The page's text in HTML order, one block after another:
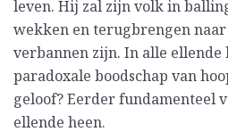
leven. Hij zal zijn volk in
wekken en terugbrengen
verbannen zijn. In alle ellende
paradoxale boodschap van
geloof? Eerder fundamenteel
ellende heen.